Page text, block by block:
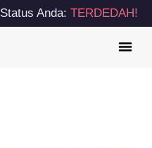
Status Anda: TERDEDAH!